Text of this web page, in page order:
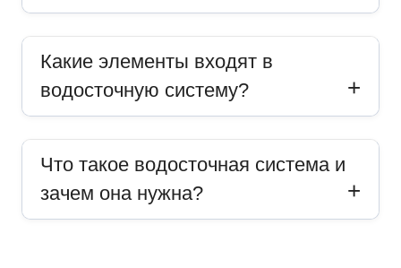
Какие элементы входят в
водосточную систему?
Что такое водосточная система и
зачем она нужна?